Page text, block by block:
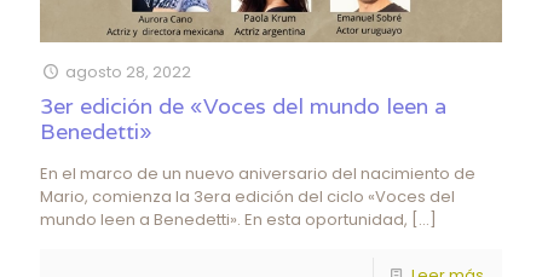
agosto 28, 2022
3er edición de «Voces del mundo leen a
Benedetti»
En el marco de un nuevo aniversario del nacimiento de
Mario, comienza la 3era edición del ciclo «Voces del
mundo leen a Benedetti». En esta oportunidad, […]